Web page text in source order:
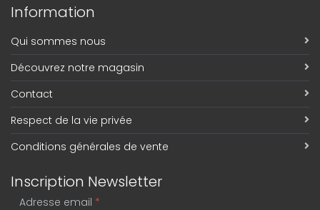
Information
Qui sommes nous
Découvrez notre magasin
Contact
Respect de la vie privée
Conditions générales de vente
Inscription Newsletter
Adresse email *